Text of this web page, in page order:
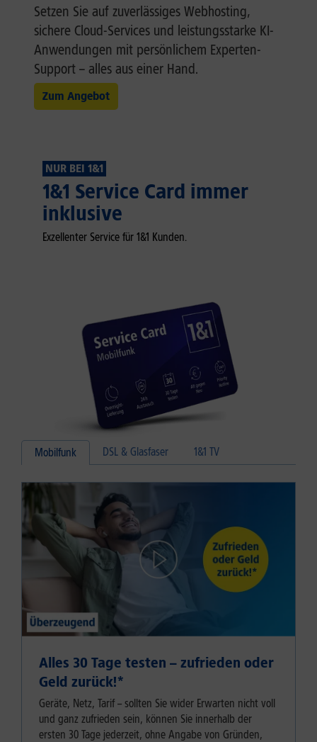
Setzen Sie auf zuverlässiges Webhosting,
sichere Cloud-Services und leistungsstarke KI-
Anwendungen mit persönlichem Experten-
Support – alles aus einer Hand.
Zum Angebot
NUR BEI 1&1
1&1 Service Card immer
inklusive
Exzellenter Service für 1&1 Kunden.
Mobilfunk DSL & Glasfaser 1&1 TV
Alles 30 Tage testen – zufrieden oder
Geld zurück!⁠*
Geräte, Netz, Tarif – sollten Sie wider Erwarten nicht voll
und ganz zufrieden sein, können Sie innerhalb der
ersten 30 Tage jederzeit, ohne Angabe von Gründen,